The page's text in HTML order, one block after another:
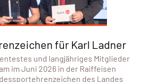
für Karl Ladner
und langjähriges Mitglieder
im Juni 2026 in der Raiffeisen
des Landes